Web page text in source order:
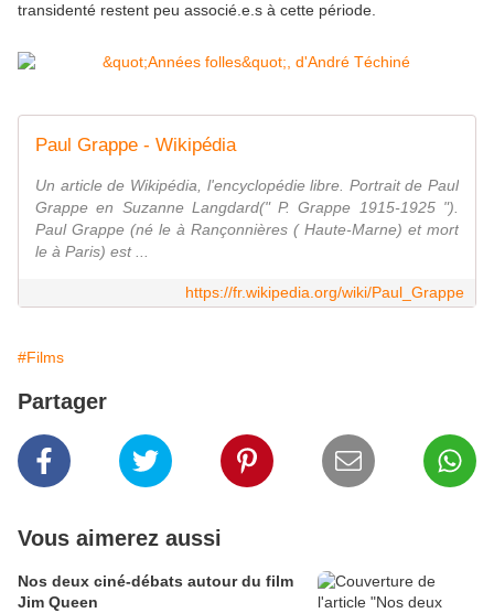
transidenté restent peu associé.e.s à cette période.
Paul Grappe - Wikipédia
Un article de Wikipédia, l'encyclopédie libre. Portrait de Paul
Grappe en Suzanne Langdard(" P. Grappe 1915-1925 ").
Paul Grappe (né le à Rançonnières ( Haute-Marne) et mort
le à Paris) est ...
https://fr.wikipedia.org/wiki/Paul_Grappe
#Films
Partager
Vous aimerez aussi
Nos deux ciné-débats autour du film
Jim Queen